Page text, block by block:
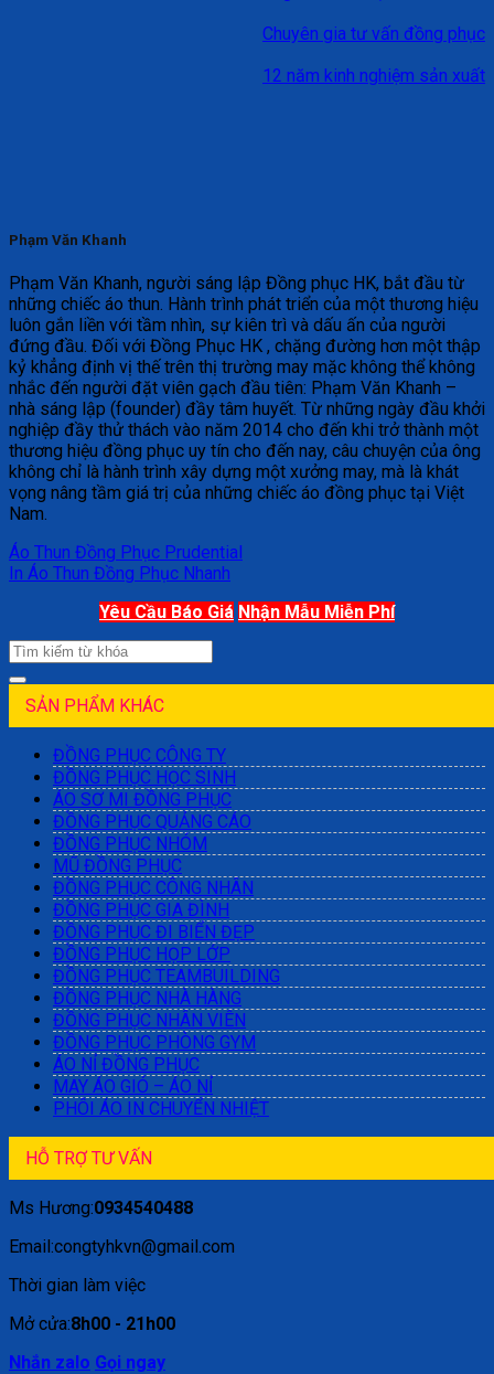
Chuyên gia tư vấn đồng phục
12 năm kinh nghiệm sản xuất
Phạm Văn Khanh
Phạm Văn Khanh, người sáng lập Đồng phục HK, bắt đầu từ
những chiếc áo thun. Hành trình phát triển của một thương hiệu
luôn gắn liền với tầm nhìn, sự kiên trì và dấu ấn của người
đứng đầu. Đối với Đồng Phục HK , chặng đường hơn một thập
kỷ khẳng định vị thế trên thị trường may mặc không thể không
nhắc đến người đặt viên gạch đầu tiên: Phạm Văn Khanh –
nhà sáng lập (founder) đầy tâm huyết. Từ những ngày đầu khởi
nghiệp đầy thử thách vào năm 2014 cho đến khi trở thành một
thương hiệu đồng phục uy tín cho đến nay, câu chuyện của ông
không chỉ là hành trình xây dựng một xưởng may, mà là khát
vọng nâng tầm giá trị của những chiếc áo đồng phục tại Việt
Nam.
Áo Thun Đồng Phục Prudential
In Áo Thun Đồng Phục Nhanh
Yêu Cầu Báo Giá Nhận Mẫu Miễn Phí
SẢN PHẨM KHÁC
ĐỒNG PHỤC CÔNG TY
ĐỒNG PHỤC HỌC SINH
ÁO SƠ MI ĐỒNG PHỤC
ĐỒNG PHỤC QUẢNG CÁO
ĐỒNG PHỤC NHÓM
MŨ ĐỒNG PHỤC
ĐỒNG PHỤC CÔNG NHÂN
ĐỒNG PHỤC GIA ĐÌNH
ĐỒNG PHỤC ĐI BIỂN ĐẸP
ĐỒNG PHỤC HỌP LỚP
ĐỒNG PHỤC TEAMBUILDING
ĐỒNG PHỤC NHÀ HÀNG
ĐỒNG PHỤC NHÂN VIÊN
ĐỒNG PHỤC PHÒNG GYM
ÁO NỈ ĐỒNG PHỤC
MAY ÁO GIÓ – ÁO NỈ
PHÔI ÁO IN CHUYỂN NHIỆT
HỖ TRỢ TƯ VẤN
Ms Hương:0934540488
Email:congtyhkvn@gmail.com
Thời gian làm việc
Mở cửa:8h00 - 21h00
Nhắn zalo Gọi ngay